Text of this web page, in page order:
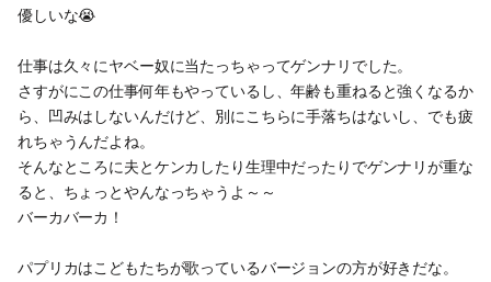
優しいな😭
仕事は久々にヤベー奴に当たっちゃってゲンナリでした。
さすがにこの仕事何年もやっているし、年齢も重ねると強くなるか
ら、凹みはしないんだけど、別にこちらに手落ちはないし、でも疲
れちゃうんだよね。
そんなところに夫とケンカしたり生理中だったりでゲンナリが重な
ると、ちょっとやんなっちゃうよ～～
バーカバーカ！
パプリカはこどもたちが歌っているバージョンの方が好きだな。